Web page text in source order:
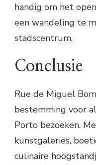
handig om het
een wandeling te
stadscentrum.
Conclusie
Rue de Miguel
bestemming voor
Porto bezoeken.
kunstgaleries,
culinaire